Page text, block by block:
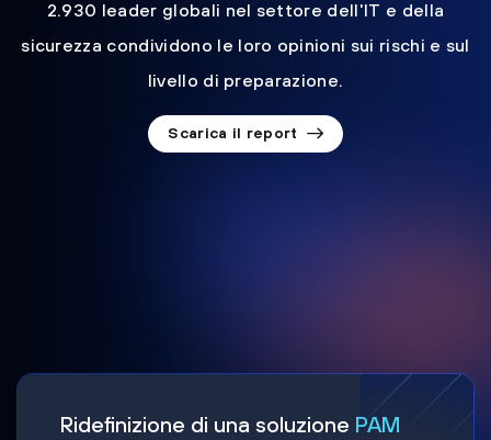
2.930 leader globali nel settore dell'IT e della
sicurezza condividono le loro opinioni sui rischi e sul
livello di preparazione.
Scarica il report
Ridefinizione di una soluzione PAM